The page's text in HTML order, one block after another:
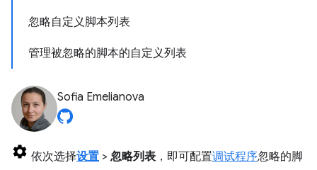
忽略自定义脚本列表
管理被忽略的脚本的自定义列表
Sofia Emelianova
依次选择设置 > 忽略列表 ，即可配置调试程序忽略的脚